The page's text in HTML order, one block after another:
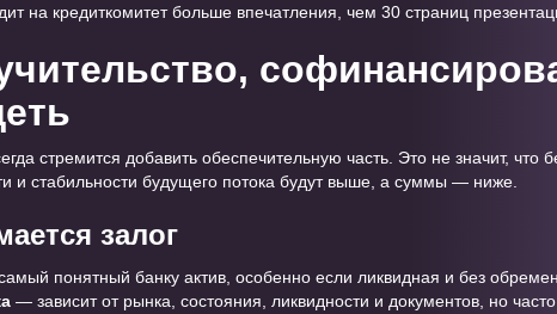
на кредиткомитет больше впечатления, чем 30 страниц
стремится добавить обеспечительную часть. Это не значит, что
и стабильности будущего потока будут выше, а суммы — ниже.
залог
понятный банку актив, особенно если ликвидная и без
— зависит от рынка, состояния, ликвидности и документов, но